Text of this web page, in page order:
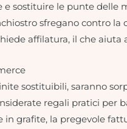
e sostituire le punte delle
sfregano contro
affilatura, il che
sostituibili, saranno
regali pratici
in grafite, la pregevole